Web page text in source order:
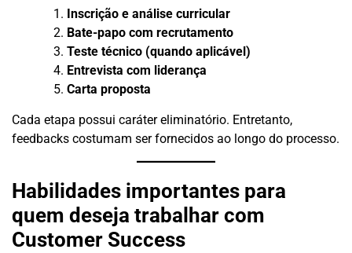
Inscrição e análise curricular
Bate-papo com recrutamento
Teste técnico (quando aplicável)
Entrevista com liderança
Carta proposta
Cada etapa possui caráter eliminatório. Entretanto,
feedbacks costumam ser fornecidos ao longo do processo.
Habilidades importantes para
quem deseja trabalhar com
Customer Success